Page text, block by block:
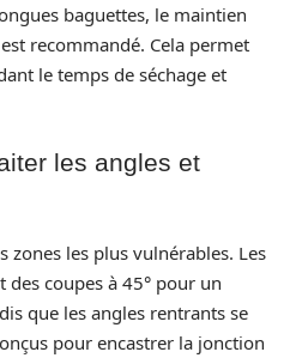
baguettes, le maintien
recommandé. Cela permet
le temps de séchage et
les angles et
zones les plus vulnérables. Les
des coupes à 45° pour un
que les angles rentrants se
pour encastrer la jonction